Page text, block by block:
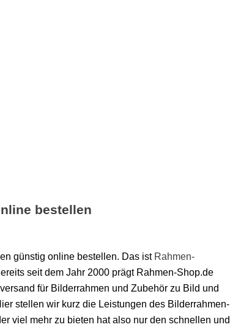
bestellen
günstig online bestellen. Das ist Rahmen-
seit dem Jahr 2000 prägt Rahmen-Shop.de
für Bilderrahmen und Zubehör zu Bild und
stellen wir kurz die Leistungen des Bilderrahmen-
viel mehr zu bieten hat also nur den schnellen und